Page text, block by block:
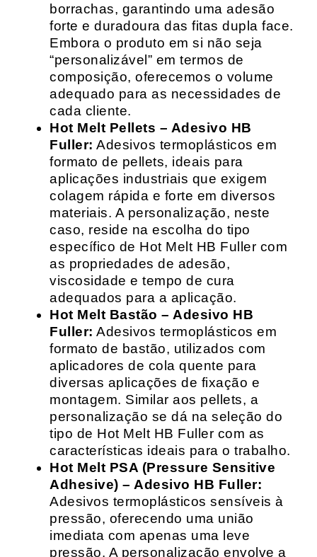
borrachas, garantindo uma adesão
forte e duradoura das fitas dupla face.
Embora o produto em si não seja
“personalizável” em termos de
composição, oferecemos o volume
adequado para as necessidades de
cada cliente.
Hot Melt Pellets – Adesivo HB
Fuller: Adesivos termoplásticos em
formato de pellets, ideais para
aplicações industriais que exigem
colagem rápida e forte em diversos
materiais. A personalização, neste
caso, reside na escolha do tipo
específico de Hot Melt HB Fuller com
as propriedades de adesão,
viscosidade e tempo de cura
adequados para a aplicação.
Hot Melt Bastão – Adesivo HB
Fuller: Adesivos termoplásticos em
formato de bastão, utilizados com
aplicadores de cola quente para
diversas aplicações de fixação e
montagem. Similar aos pellets, a
personalização se dá na seleção do
tipo de Hot Melt HB Fuller com as
características ideais para o trabalho.
Hot Melt PSA (Pressure Sensitive
Adhesive) – Adesivo HB Fuller:
Adesivos termoplásticos sensíveis à
pressão, oferecendo uma união
imediata com apenas uma leve
pressão. A personalização envolve a